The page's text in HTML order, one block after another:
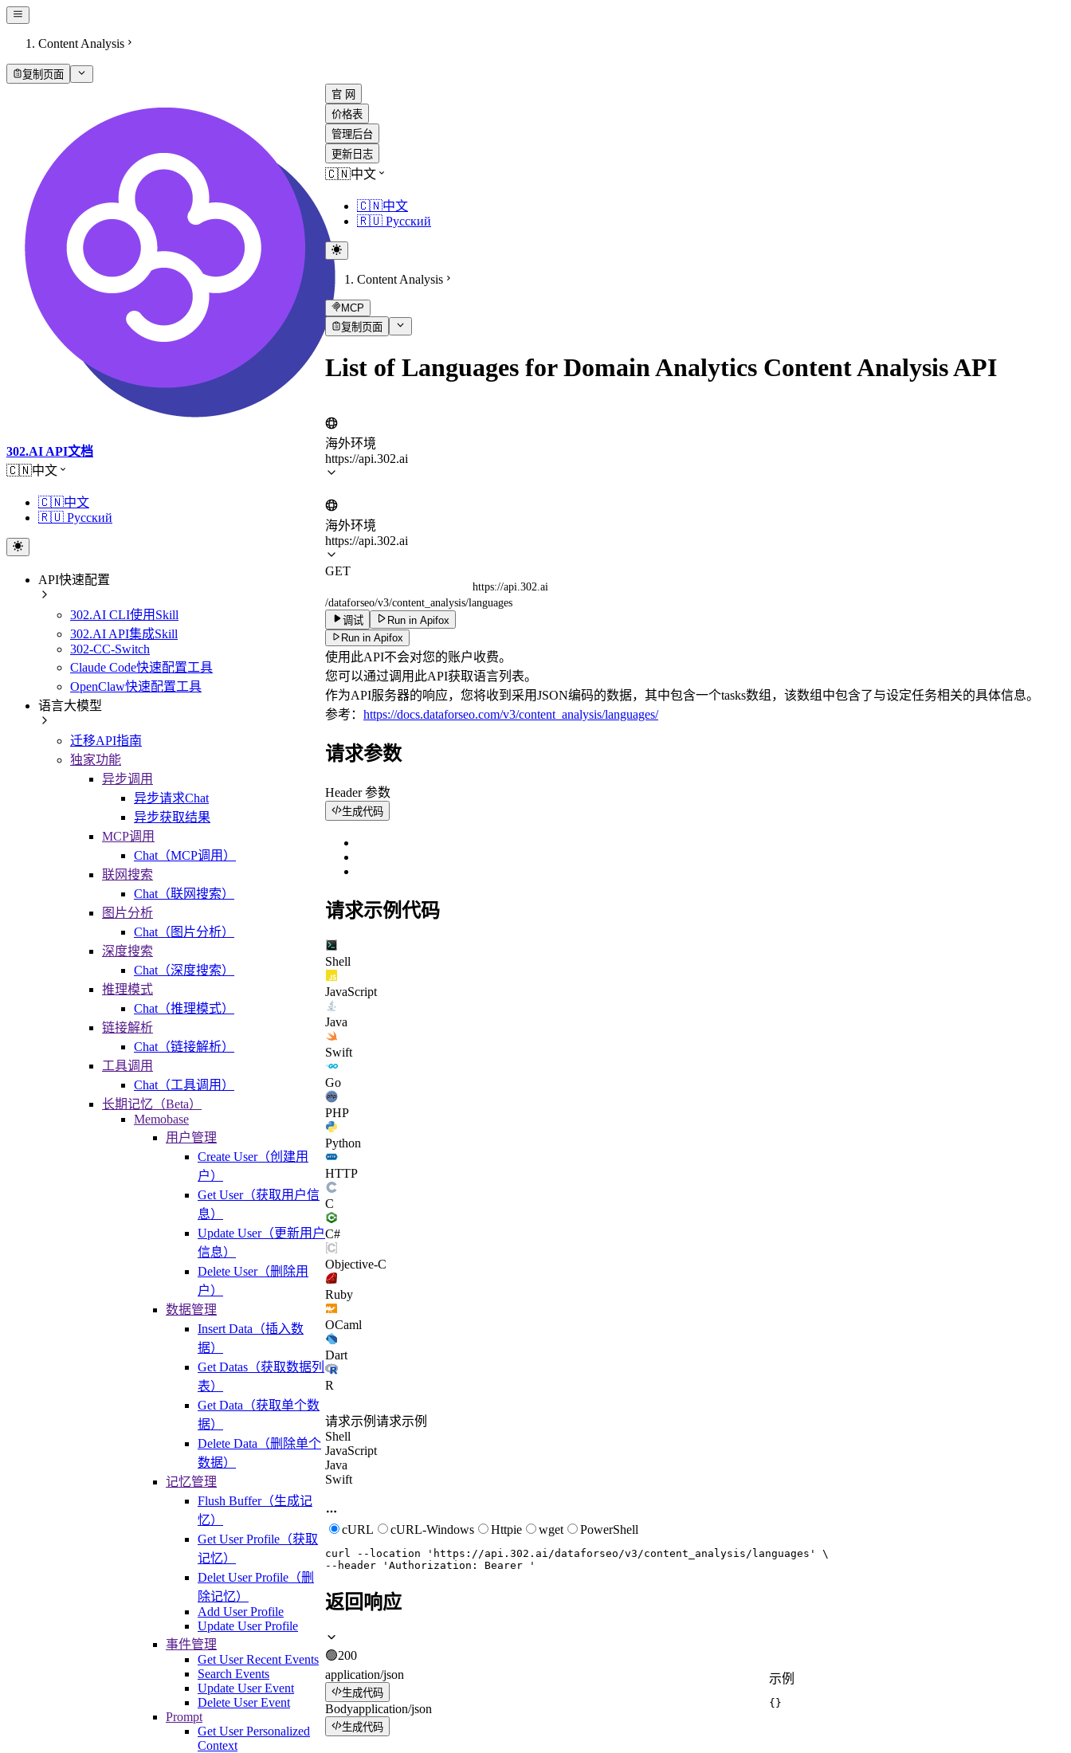
Content Analysis
复制页面
302.AI API文档
🇨🇳中文
🇨🇳中文
🇷🇺 Русский
API快速配置
302.AI CLI使用Skill
302.AI API集成Skill
302-CC-Switch
Claude Code快速配置工具
OpenClaw快速配置工具
语言大模型
迁移API指南
独家功能
异步调用
异步请求Chat
异步获取结果
MCP调用
Chat（MCP调用）
联网搜索
Chat（联网搜索）
图片分析
Chat（图片分析）
深度搜索
Chat（深度搜索）
推理模式
Chat（推理模式）
链接解析
Chat（链接解析）
工具调用
Chat（工具调用）
长期记忆（Beta）
Memobase
用户管理
Create User（创建用
户）
Get User（获取用户信
息）
Update User（更新用户
信息）
Delete User（删除用
户）
数据管理
Insert Data（插入数
据）
Get Datas（获取数据列
表）
Get Data（获取单个数
据）
Delete Data（删除单个
数据）
记忆管理
Flush Buffer（生成记
忆）
Get User Profile（获取
记忆）
Delet User Profile（删
除记忆）
Add User Profile
Update User Profile
事件管理
Get User Recent Events
Search Events
Update User Event
Delete User Event
Prompt
Get User Personalized
Context
官 网
价格表
管理后台
更新日志
🇨🇳中文
🇨🇳中文
🇷🇺 Русский
Content Analysis
MCP
复制页面
List of Languages for Domain Analytics Content Analysis API
海外环境
https://api.302.ai
海外环境
https://api.302.ai
GET
https://api.302.ai
/dataforseo/v3/content_analysis/languages
调试
Run in Apifox
Run in Apifox
使用此API不会对您的账户收费。
您可以通过调用此API获取语言列表。
作为API服务器的响应，您将收到采用JSON编码的数据，其中包含一个tasks数组，该数组中包含了与设定任务相关的具体信息。
参考： https://docs.dataforseo.com/v3/content_analysis/languages/
请求参数
Header 参数
生成代码
请求示例代码
Shell
JavaScript
Java
Swift
Go
PHP
Python
HTTP
C
C#
Objective-C
Ruby
OCaml
Dart
R
请求示例 请求示例
Shell
JavaScript
Java
Swift
cURL cURL-Windows Httpie wget PowerShell
curl --location 'https://api.302.ai/dataforseo/v3/content_analysis/languages'
--header
'Authorization: Bearer '
返回响应
🟢200
application/json
生成代码
Bodyapplication/json
生成代码
示例
{ }